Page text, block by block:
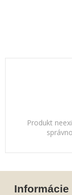
Produkt
Informácie